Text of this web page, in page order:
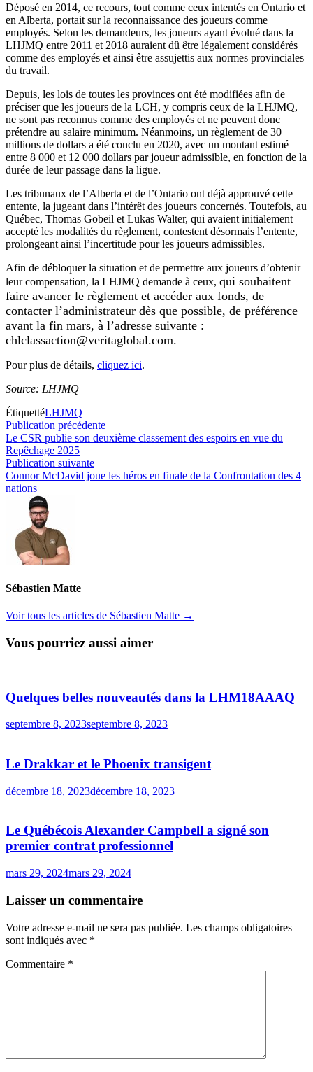
Déposé en 2014, ce recours, tout comme ceux intentés en Ontario et
en Alberta, portait sur la reconnaissance des joueurs comme
employés. Selon les demandeurs, les joueurs ayant évolué dans la
LHJMQ entre 2011 et 2018 auraient dû être légalement considérés
comme des employés et ainsi être assujettis aux normes provinciales
du travail.
Depuis, les lois de toutes les provinces ont été modifiées afin de
préciser que les joueurs de la LCH, y compris ceux de la LHJMQ,
ne sont pas reconnus comme des employés et ne peuvent donc
prétendre au salaire minimum. Néanmoins, un règlement de 30
millions de dollars a été conclu en 2020, avec un montant estimé
entre 8 000 et 12 000 dollars par joueur admissible, en fonction de la
durée de leur passage dans la ligue.
Les tribunaux de l’Alberta et de l’Ontario ont déjà approuvé cette
entente, la jugeant dans l’intérêt des joueurs concernés. Toutefois, au
Québec, Thomas Gobeil et Lukas Walter, qui avaient initialement
accepté les modalités du règlement, contestent désormais l’entente,
prolongeant ainsi l’incertitude pour les joueurs admissibles.
Afin de débloquer la situation et de permettre aux joueurs d’obtenir
leur compensation, la LHJMQ demande à ceux, qui souhaitent
faire avancer le règlement et accéder aux fonds, de
contacter l’administrateur dès que possible, de préférence
avant la fin mars, à l’adresse suivante :
chlclassaction@veritaglobal.com.
Pour plus de détails, cliquez ici.
Source: LHJMQ
ÉtiquettéLHJMQ
Navigation
de
l’article
Publication précédentePublication
précédente :
Le CSR publie son deuxième classement des espoirs en vue du
Repêchage 2025
Publication suivantePublication
suivante :
Connor McDavid joue les héros en finale de la Confrontation des 4
nations
Sébastien Matte
Voir tous les articles de Sébastien Matte →
Vous pourriez aussi aimer
Quelques belles nouveautés dans la LHM18AAAQ
septembre 8, 2023septembre 8, 2023
Le Drakkar et le Phoenix transigent
décembre 18, 2023décembre 18, 2023
Le Québécois Alexander Campbell a signé son
premier contrat professionnel
mars 29, 2024mars 29, 2024
Laisser un commentaire
Votre adresse e-mail ne sera pas publiée. Les champs obligatoires
sont indiqués avec *
Commentaire *